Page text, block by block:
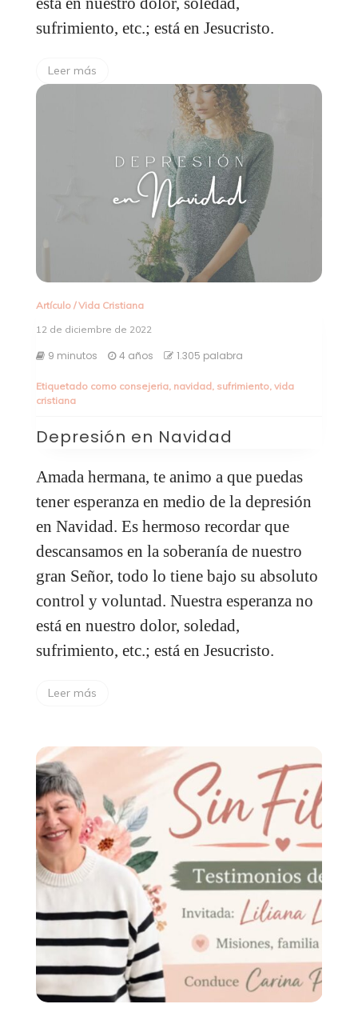
sufrimiento, etc.; está en Jesucristo.
Leer más
Artículo/Vida Cristiana
12 de diciembre de 2022
9 minutos 4 años 1.305 palabra
Etiquetado como consejeria, navidad, sufrimiento, vida
cristiana
Depresión en Navidad
Amada hermana, te animo a que puedas
tener esperanza en medio de la depresión
en Navidad. Es hermoso recordar que
descansamos en la soberanía de nuestro
gran Señor, todo lo tiene bajo su absoluto
control y voluntad. Nuestra esperanza no
está en nuestro dolor, soledad,
sufrimiento, etc.; está en Jesucristo.
Leer más